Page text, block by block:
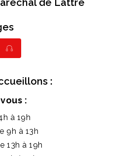
:
:
à 19h
9h à 13h
13h à 19h